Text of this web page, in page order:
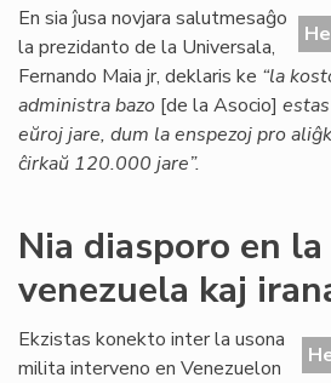
En sia ĵusa novjara salutmesaĝo
la prezidanto de la Universala,
Fernando Maia jr, deklaris ke “la
administra bazo [de la Asocio]
eŭroj jare, dum la enspezoj pro
ĉirkaŭ 120.000 jare”.
Nia diasporo en
venezuela kaj
Ekzistas konekto inter la usona
milita interveno en Venezuelon